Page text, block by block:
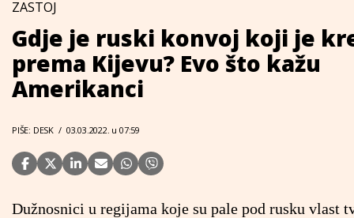
ZASTOJ
Gdje je ruski konvoj koji je
prema Kijevu? Evo što kažu
Amerikanci
PIŠE: DESK / 03.03.2022. u 07:59
Dužnosnici u regijama koje su pale pod rusku vlast